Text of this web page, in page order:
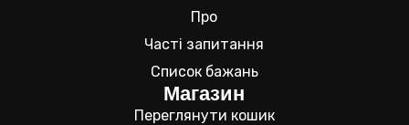
Про
Часті запитання
Список бажань
Магазин
Переглянути кошик